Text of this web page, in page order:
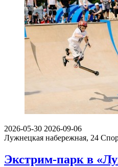
2026-05-30 2026-09-06
Лужнецкая набережная, 24
Экстрим-парк в